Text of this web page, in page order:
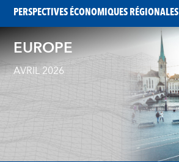
PERSPECTIVES ÉCONOMIQUES RÉGIONALES
EUROPE
AVRIL 2026